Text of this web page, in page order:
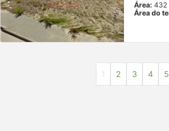
Área: 432
Área do
1 2 3 4 5